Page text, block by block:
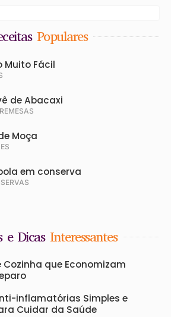
Populares
Muito Fácil
de Abacaxi
Moça
em conserva
e Dicas Interessantes
Cozinha que Economizam
inflamatórias Simples e
Cuidar da Saúde